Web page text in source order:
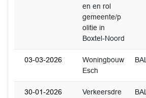
en en rol
gemeente/p
olitie in
Boxtel‑Noord
03-03-2026
Woningbouw
Esch
30-01-2026
Verkeersdre